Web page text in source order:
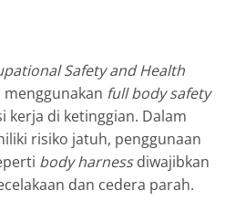
Safety and Health
full body safety
kerja di ketinggian. Dalam
risiko jatuh, penggunaan
body harnessdiwajibkan
dan cedera parah.